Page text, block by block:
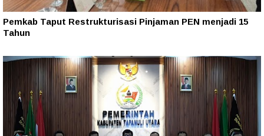
Pemkab Taput Restrukturisasi Pinjaman PEN menjadi 15
Tahun‎